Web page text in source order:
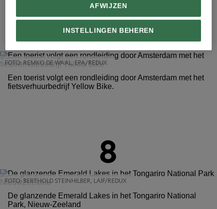
7
FOTO: REMKO DE WAAL, EPA/REDUX
Een toerist volgt een rondleiding door Amsterdam met het
fietsverhuurbedrijf Yellow Bike.
8
FOTO: BERTHOLD STEINHILBER, LAIF/REDUX
De glanzende Emerald Lakes in het Tongariro National
Park, Nieuw-Zeeland
INSTELLINGEN BEHEREN
AFWIJZEN